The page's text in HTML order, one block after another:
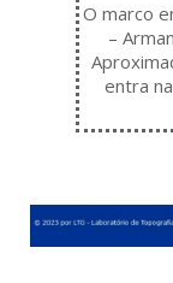
O marco
–
entra